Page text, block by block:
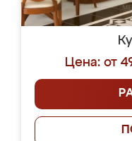
Цена: от